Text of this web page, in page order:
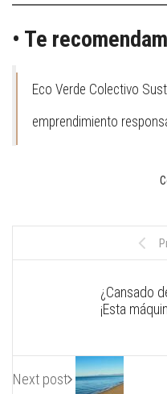
• Te
Eco Verde Colectivo
emprendimiento
¿Cansado
¡Esta
Next post